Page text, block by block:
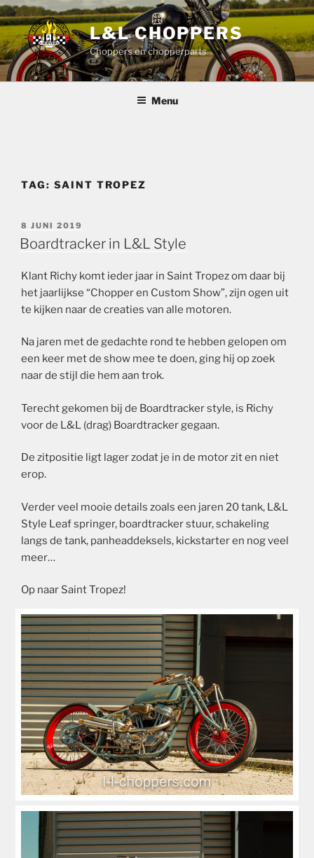
Ga
naar
de
inhoud
L&L CHOPPERS
Choppers en chopperparts
Menu
TAG: SAINT TROPEZ
GEPLAATST
OP
8 JUNI 2019
Boardtracker in L&L Style
Klant Richy komt ieder jaar in Saint Tropez om daar bij
het jaarlijkse “Chopper en Custom Show”, zijn ogen uit
te kijken naar de creaties van alle motoren.
Na jaren met de gedachte rond te hebben gelopen om
een keer met de show mee te doen, ging hij op zoek
naar de stijl die hem aan trok.
Terecht gekomen bij de Boardtracker style, is Richy
voor de L&L (drag) Boardtracker gegaan.
De zitpositie ligt lager zodat je in de motor zit en niet
erop.
Verder veel mooie details zoals een jaren 20 tank, L&L
Style Leaf springer, boardtracker stuur, schakeling
langs de tank, panheaddeksels, kickstarter en nog veel
meer…
Op naar Saint Tropez!